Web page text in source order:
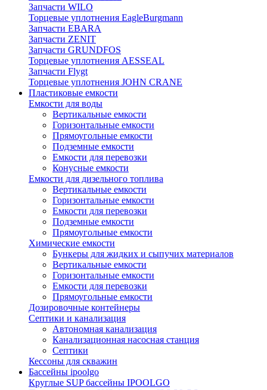
Запчасти WILO
Торцевые уплотнения EagleBurgmann
Запчасти EBARA
Запчасти ZENIT
Запчасти GRUNDFOS
Торцевые уплотнения AESSEAL
Запчасти Flygt
Торцевые уплотнения JOHN CRANE
Пластиковые емкости
Емкости для воды
Вертикальные емкости
Горизонтальные емкости
Прямоугольные емкости
Подземные емкости
Емкости для перевозки
Конусные емкости
Емкости для дизельного топлива
Вертикальные емкости
Горизонтальные емкости
Емкости для перевозки
Подземные емкости
Прямоугольные емкости
Химические емкости
Бункеры для жидких и сыпучих материалов
Вертикальные емкости
Горизонтальные емкости
Емкости для перевозки
Прямоугольные емкости
Дозировочные контейнеры
Септики и канализация
Автономная канализация
Канализационная насосная станция
Септики
Кессоны для скважин
Бассейны ipoolgo
Круглые SUP бассейны IPOOLGO